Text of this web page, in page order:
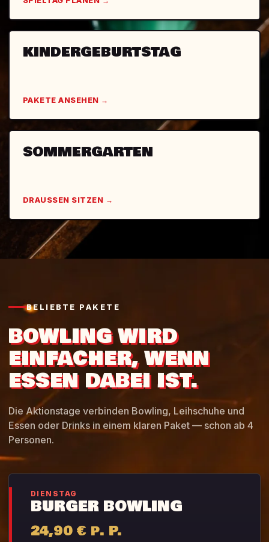
KINDERGEBURTSTAG
PAKETE ANSEHEN →
SOMMERGARTEN
DRAUSSEN SITZEN →
BELIEBTE PAKETE
BOWLING WIRD
EINFACHER, WENN
ESSEN DABEI IST.
Die Aktionstage verbinden Bowling, Leihschuhe und
Essen oder Drinks in einem klaren Paket — schon ab 4
Personen.
DIENSTAG
BURGER BOWLING
24,90 € p. P.